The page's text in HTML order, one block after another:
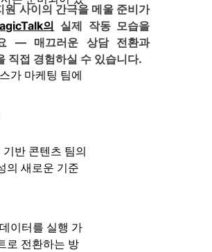
원 사이의 간극을 메울 준비가
의 실제 작동 모습을
— 매끄러운 상담 전환과
직접 경험하실 수 있습니다.
가 마케팅 팀에
반 콘텐츠 팀의
의 새로운 기준
이터를 실행 가
로 전환하는 방